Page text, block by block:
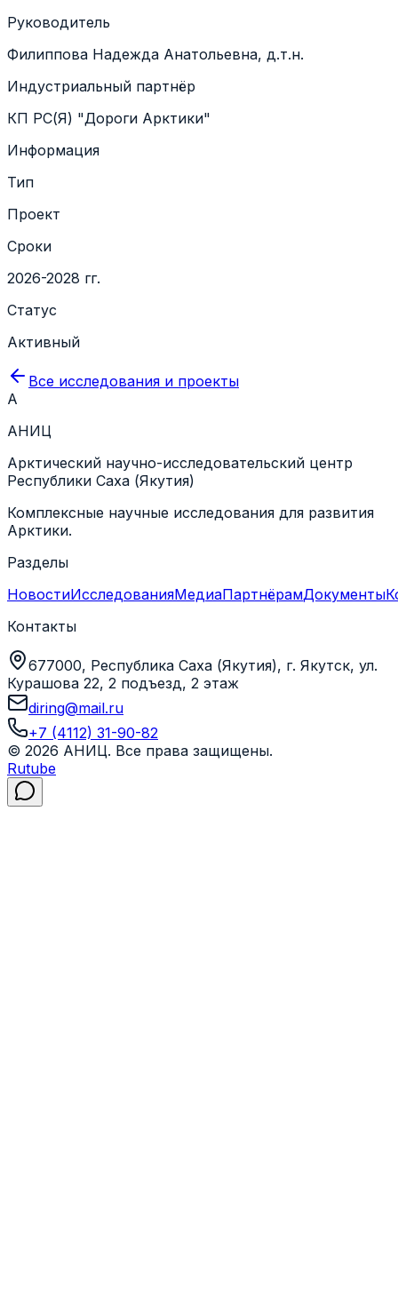
Руководитель
Филиппова Надежда Анатольевна, д.т.н.
Индустриальный партнёр
КП РС(Я) "Дороги Арктики"
Информация
Тип
Проект
Сроки
2026-2028 гг.
Статус
Активный
Все исследования и проекты
А
АНИЦ
Арктический научно-исследовательский центр
Республики Саха (Якутия)
Комплексные научные исследования для развития
Арктики.
Разделы
НовостиИсследованияМедиаПартнёрамДокументы
Контакты
677000, Республика Саха (Якутия), г. Якутск, ул.
Курашова 22, 2 подъезд, 2 этаж
diring@mail.ru
+7 (4112) 31-90-82
© 2026 АНИЦ. Все права защищены.
Rutube